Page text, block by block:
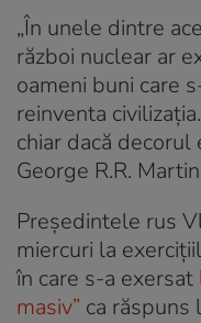
„În unele dintre
război nuclear ar
oameni buni care
reinventa
chiar dacă decorul
George R.R.
Președintele rus
miercuri la
în care s-a exersat
masiv” ca răspuns